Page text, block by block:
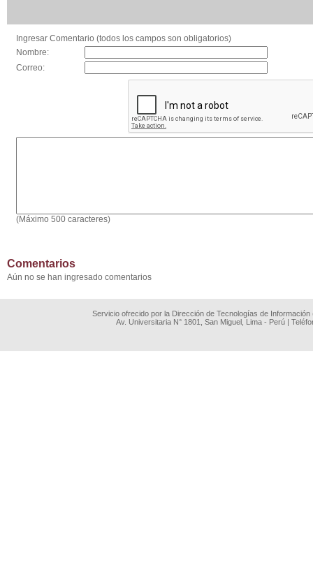
Ingresar Comentario (todos los campos son obligatorios)
Nombre:
Correo:
(Máximo 500 caracteres)
Comentarios
Aún no se han ingresado comentarios
Servicio ofrecido por la Dirección de Tecnologías de
Av. Universitaria N° 1801, San Miguel, Lima - Perú |